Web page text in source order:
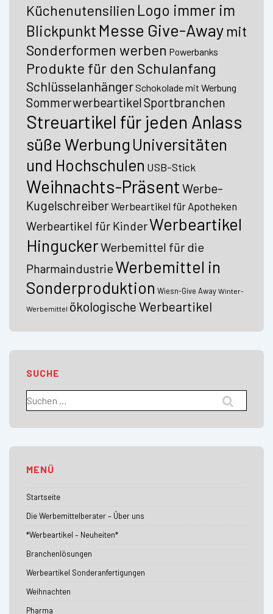
Küchenutensilien Logo immer im
Blickpunkt Messe Give-Away mit
Sonderformen werben Powerbanks
Produkte für den Schulanfang
SchlüsselanhängerSchokolade mit Werbung
SommerwerbeartikelSportbranchen
Streuartikel für jeden Anlass
süße Werbung Universitäten
und Hochschulen USB-Stick
Weihnachts-Präsent Werbe-
Kugelschreiber Werbeartikel für Apotheken
Werbeartikel für KinderWerbeartikel
HinguckerWerbemittel für die
PharmaindustrieWerbemittel in
Sonderproduktion Wiesn-Give Away Winter-
Werbemittel ökologische Werbeartikel
SUCHE
nach:
MENÜ
Startseite
Die Werbemittelberater – Über uns
*Werbeartikel – Neuheiten*
Branchenlösungen
Werbeartikel Sonderanfertigungen
Weihnachten
Pharma